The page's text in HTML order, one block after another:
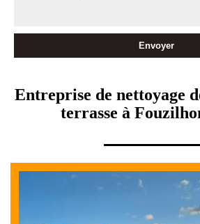
Entreprise de nettoyage
terrasse à